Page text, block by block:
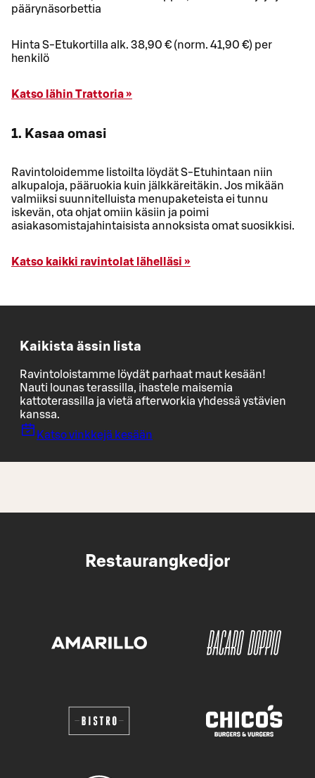
päärynäsorbettia
Hinta S-Etukortilla alk. 38,90 € (norm. 41,90 €) per
henkilö
Katso lähin Trattoria »
1. Kasaa omasi
Ravintoloidemme listoilta löydät S-Etuhintaan niin
alkupaloja, pääruokia kuin jälkkäreitäkin. Jos mikään
valmiiksi suunnitelluista menupaketeista ei tunnu
iskevän, ota ohjat omiin käsiin ja poimi
asiakasomistajahintaisista annoksista omat suosikkisi.
Katso kaikki ravintolat lähelläsi »
Kaikista ässin lista
Ravintoloistamme löydät parhaat maut kesään!
Nauti lounas terassilla, ihastele maisemia
kattoterassilla ja vietä afterworkia yhdessä ystävien
kanssa.
Katso vinkkejä kesään
Restaurangkedjor